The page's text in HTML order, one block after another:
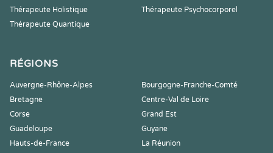
Thérapeute Holistique
Thérapeute Psychocorporel
Thérapeute Quantique
RÉGIONS
Auvergne-Rhône-Alpes
Bourgogne-Franche-Comté
Bretagne
Centre-Val de Loire
Corse
Grand Est
Guadeloupe
Guyane
Hauts-de-France
La Réunion